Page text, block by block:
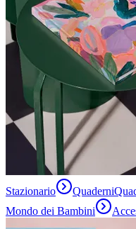
Stazionario Quaderni
Mondo dei Bambini